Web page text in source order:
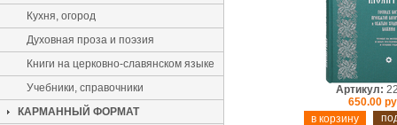
Кухня, огород
Духовная проза и поэзия
Книги на церковно-славянском языке
Учебники, справочники
КАРМАННЫЙ ФОРМАТ
Артикул:
650.00